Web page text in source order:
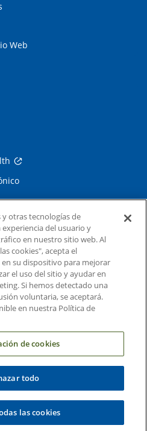
Web
otras tecnologías de
del usuario y
en nuestro sitio web. Al
cookies", acepta el
su dispositivo para mejorar
el uso del sitio y ayudar en
Si hemos detectado una
voluntaria, se aceptará.
en nuestra Política de
de cookies
todo
las cookies